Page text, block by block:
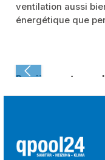
ventilation aussi
énergétique que
Dernièrement